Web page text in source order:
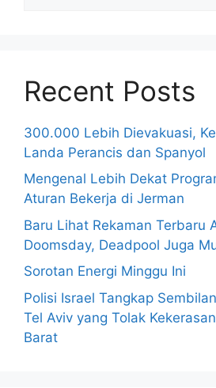
Recent Posts
300.000 Lebih Dievakuasi,
Landa Perancis dan Spanyol
Mengenal Lebih Dekat
Aturan Bekerja di Jerman
Baru Lihat Rekaman Terbaru
Doomsday, Deadpool Juga
Sorotan Energi Minggu Ini
Polisi Israel Tangkap
Tel Aviv yang Tolak
Barat